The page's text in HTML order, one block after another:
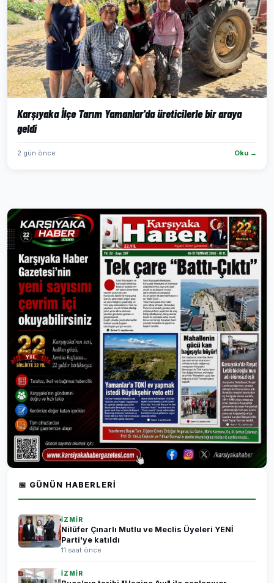
Karşıyaka İlçe Tarım Yamanlar'da üreticilerle bir araya
geldi
2 gün önce Oku →
📅 GÜNÜN HABERLERI
İZMİR
Nilüfer Çınarlı Mutlu ve Meclis Üyeleri YENİ
Parti'ye katıldı
11 saat önce
İZMİR